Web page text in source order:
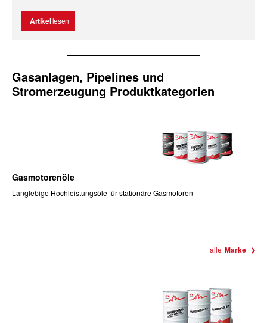
Artikellesen
Gasanlagen, Pipelines und
Stromerzeugung Produktkategorien
Gasmotorenöle
Langlebige Hochleistungsöle für stationäre Gasmotoren
alle Marke